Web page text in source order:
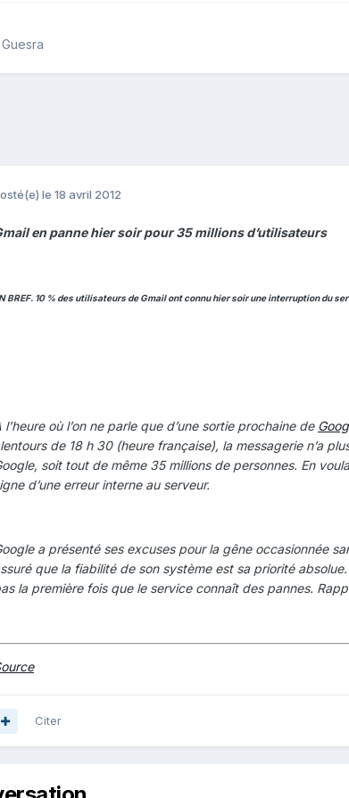
Guesra
le 18 avril 2012
en panne hier soir pour 35 millions d’utilisateurs
BREF. 10 % des utilisateurs de Gmail ont connu hier soir une interruption du
l’heure où l’on ne parle que d’une sortie prochaine de
de 18 h 30 (heure française), la messagerie n’a
soit tout de même 35 millions de personnes. En
d’une erreur interne au serveur.
a présenté ses excuses pour la gêne occasionnée
que la fiabilité de son système est sa priorité
la première fois que le service connaît des pannes.
Citer